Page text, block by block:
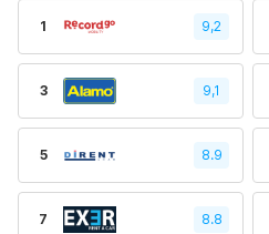
1 9,2
3 9,1
5 8.9
7 8.8